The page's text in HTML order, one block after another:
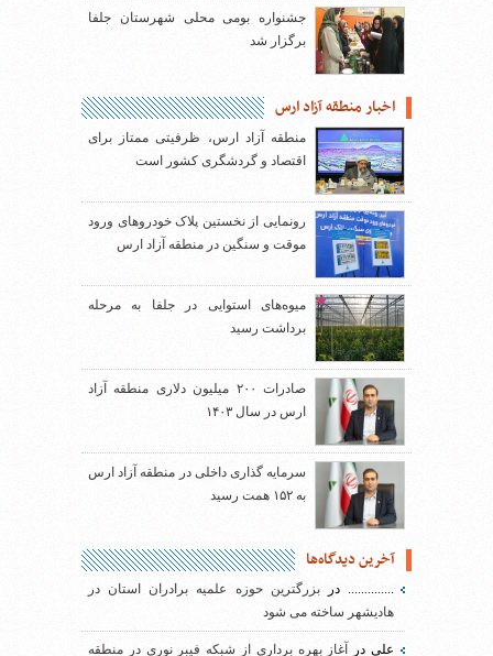
جشنواره بومی محلی شهرستان جلفا
برگزار شد
اخبار منطقه آزاد ارس
منطقه آزاد ارس، ظرفیتی ممتاز برای
اقتصاد و گردشگری کشور است
رونمایی از نخستین پلاک خودروهای ورود
موقت و سنگین در منطقه آزاد ارس
میوه‌های استوایی در جلفا به مرحله
برداشت رسید
صادرات ۲۰۰ میلیون دلاری منطقه آزاد
ارس در سال ۱۴۰۳
سرمایه گذاری داخلی در منطقه آزاد ارس
به ۱۵۲ همت رسید
آخرین دیدگاه‌ها
..............دربزرگترین حوزه علمیه برادران استان در
هادیشهر ساخته می شود
علیدر آغاز بهره برداری از شبکه فیبر نوری در منطقه